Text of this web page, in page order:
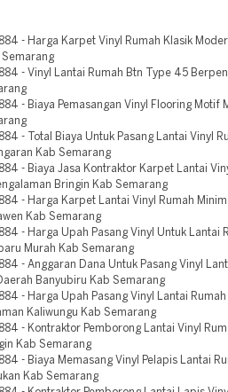
- Harga Karpet Vinyl Rumah Klasik
Semarang
- Vinyl Lantai Rumah Btn Type 45
- Biaya Pemasangan Vinyl Flooring Motif
- Total Biaya Untuk Pasang Lantai Vinyl
Kab Semarang
- Biaya Jasa Kontraktor Karpet Lantai
Bringin Kab Semarang
- Harga Karpet Lantai Vinyl Rumah
Kab Semarang
- Harga Upah Pasang Vinyl Untuk Lantai
Murah Kab Semarang
- Anggaran Dana Untuk Pasang Vinyl
Banyubiru Kab Semarang
- Harga Upah Pasang Vinyl Lantai
Kaliwungu Kab Semarang
- Kontraktor Pemborong Lantai Vinyl
Kab Semarang
- Biaya Memasang Vinyl Pelapis Lantai
Kab Semarang